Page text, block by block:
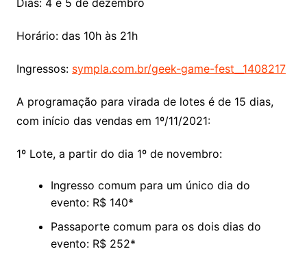
Dias: 4 e 5 de dezembro
Horário: das 10h às 21h
Ingressos: sympla.com.br/geek-game-fest__1408217
A programação para virada de lotes é de 15 dias,
com início das vendas em 1º/11/2021:
1º Lote, a partir do dia 1º de novembro:
Ingresso comum para um único dia do
evento: R$ 140*
Passaporte comum para os dois dias do
evento: R$ 252*